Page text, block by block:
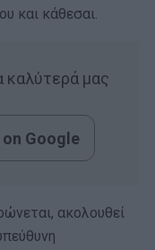
και κάθεσαι.
καλύτερά μας
Google
ακολουθεί